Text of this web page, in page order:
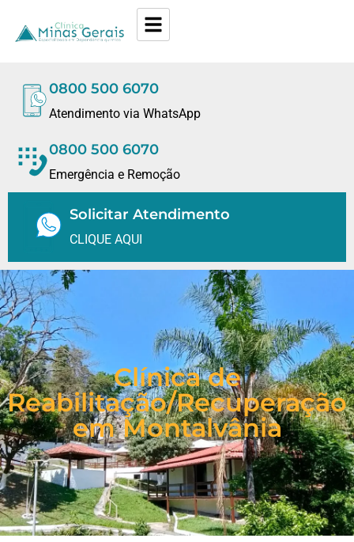
0800 500 6070
Atendimento via WhatsApp
0800 500 6070
Emergência e Remoção
Solicitar Atendimento
CLIQUE AQUI
Clínica de
Reabilitação/Recuperação
em Montalvânia